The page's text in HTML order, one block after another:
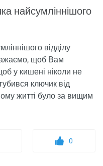
найсумліннішого
відділу
щоб Вам
у кишені ніколи не
ключик від
житті було за вищим
0